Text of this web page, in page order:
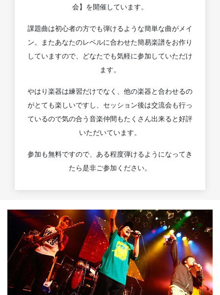
会】を開催しています。
課題曲は初心者の方でも弾けるような簡単な曲がメイ
ン。またあなたのレベルに合わせた簡易楽譜をお作り
していますので、どなたでも気軽に参加していただけ
ます。
やはり楽器は練習だけでなく、他の楽器と合わせるの
がとても楽しいですし、セッション後は交流会も行っ
ているので気の合う音楽仲間もたくさん出来ると好評
いただいています。
参加も無料ですので、ある程度弾けるようになってき
たら是非ご参加ください。